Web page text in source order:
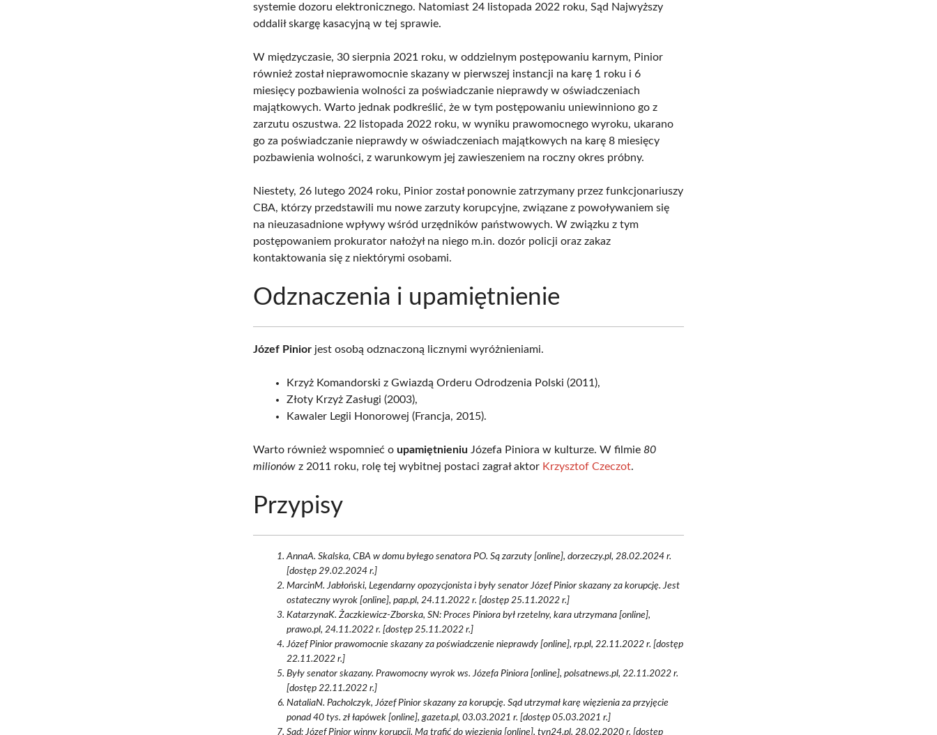
systemie dozoru elektronicznego. Natomiast 24 listopada 2022 roku, Sąd Najwyższy
oddalił skargę kasacyjną w tej sprawie.
W międzyczasie, 30 sierpnia 2021 roku, w oddzielnym postępowaniu karnym, Pinior
również został nieprawomocnie skazany w pierwszej instancji na karę 1 roku i 6
miesięcy pozbawienia wolności za poświadczanie nieprawdy w oświadczeniach
majątkowych. Warto jednak podkreślić, że w tym postępowaniu uniewinniono go z
zarzutu oszustwa. 22 listopada 2022 roku, w wyniku prawomocnego wyroku, ukarano
go za poświadczanie nieprawdy w oświadczeniach majątkowych na karę 8 miesięcy
pozbawienia wolności, z warunkowym jej zawieszeniem na roczny okres próbny.
Niestety, 26 lutego 2024 roku, Pinior został ponownie zatrzymany przez funkcjonariuszy
CBA, którzy przedstawili mu nowe zarzuty korupcyjne, związane z powoływaniem się
na nieuzasadnione wpływy wśród urzędników państwowych. W związku z tym
postępowaniem prokurator nałożył na niego m.in. dozór policji oraz zakaz
kontaktowania się z niektórymi osobami.
Odznaczenia i upamiętnienie
Józef Pinior jest osobą odznaczoną licznymi wyróżnieniami.
Krzyż Komandorski z Gwiazdą Orderu Odrodzenia Polski (2011),
Złoty Krzyż Zasługi (2003),
Kawaler Legii Honorowej (Francja, 2015).
Warto również wspomnieć oupamiętnieniu Józefa Piniora w kulturze. W filmie80
milionów z 2011 roku, rolę tej wybitnej postaci zagrał aktor Krzysztof Czeczot.
Przypisy
AnnaA. Skalska, CBA w domu byłego senatora PO. Są zarzuty [online], dorzeczy.pl, 28.02.2024 r.
[dostęp 29.02.2024 r.]
MarcinM. Jabłoński, Legendarny opozycjonista i były senator Józef Pinior skazany za korupcję. Jest
ostateczny wyrok [online], pap.pl, 24.11.2022 r. [dostęp 25.11.2022 r.]
KatarzynaK. Żaczkiewicz-Zborska, SN: Proces Piniora był rzetelny, kara utrzymana [online],
prawo.pl, 24.11.2022 r. [dostęp 25.11.2022 r.]
Józef Pinior prawomocnie skazany za poświadczenie nieprawdy [online], rp.pl, 22.11.2022 r. [dostęp
22.11.2022 r.]
Były senator skazany. Prawomocny wyrok ws. Józefa Piniora [online], polsatnews.pl, 22.11.2022 r.
[dostęp 22.11.2022 r.]
NataliaN. Pacholczyk, Józef Pinior skazany za korupcję. Sąd utrzymał karę więzienia za przyjęcie
ponad 40 tys. zł łapówek [online], gazeta.pl, 03.03.2021 r. [dostęp 05.03.2021 r.]
Sąd: Józef Pinior winny korupcji. Ma trafić do więzienia [online], tvn24.pl, 28.02.2020 r. [dostęp